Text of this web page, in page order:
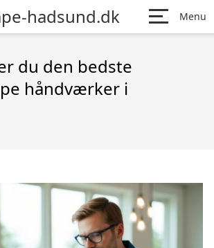
hadsund.dk Menu
du den bedste
håndværker i